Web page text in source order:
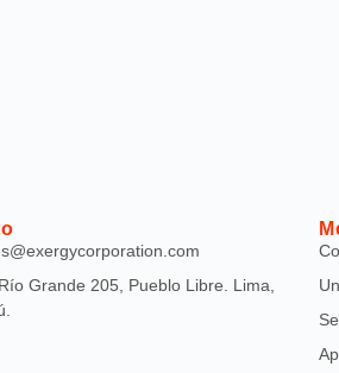
Grande 205, Pueblo Libre. Lima,